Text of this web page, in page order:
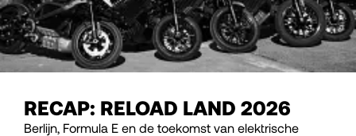
RECAP: RELOAD LAND 2026
Berlijn, Formula E en de toekomst van elektrische